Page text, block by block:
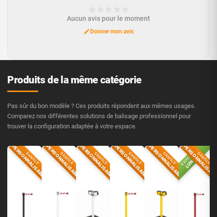
Aucun avis pour le moment
Donner mon avis
Produits de la même catégorie
Pas sûr du bon modèle ? Ces produits répondent aux mêmes usages.
Comparez nos différentes solutions de balisage professionnel pour
trouver la configuration adaptée à votre espace.
SANGLE
PERSONNALISABLE SANGLE
PERSONNALISABLE SANGLE
PERSONNALISABLE SANGLE
PERSONNALISABLE SANGLE
PERSONNALISABLEEXPÉDIÉ
LUNDISANGLE